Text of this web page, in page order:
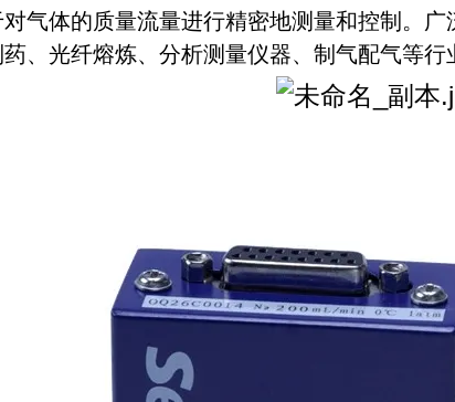
对气体的质量流量进行精密地测量和控制。
、光纤熔炼、分析测量仪器、制气配气等行